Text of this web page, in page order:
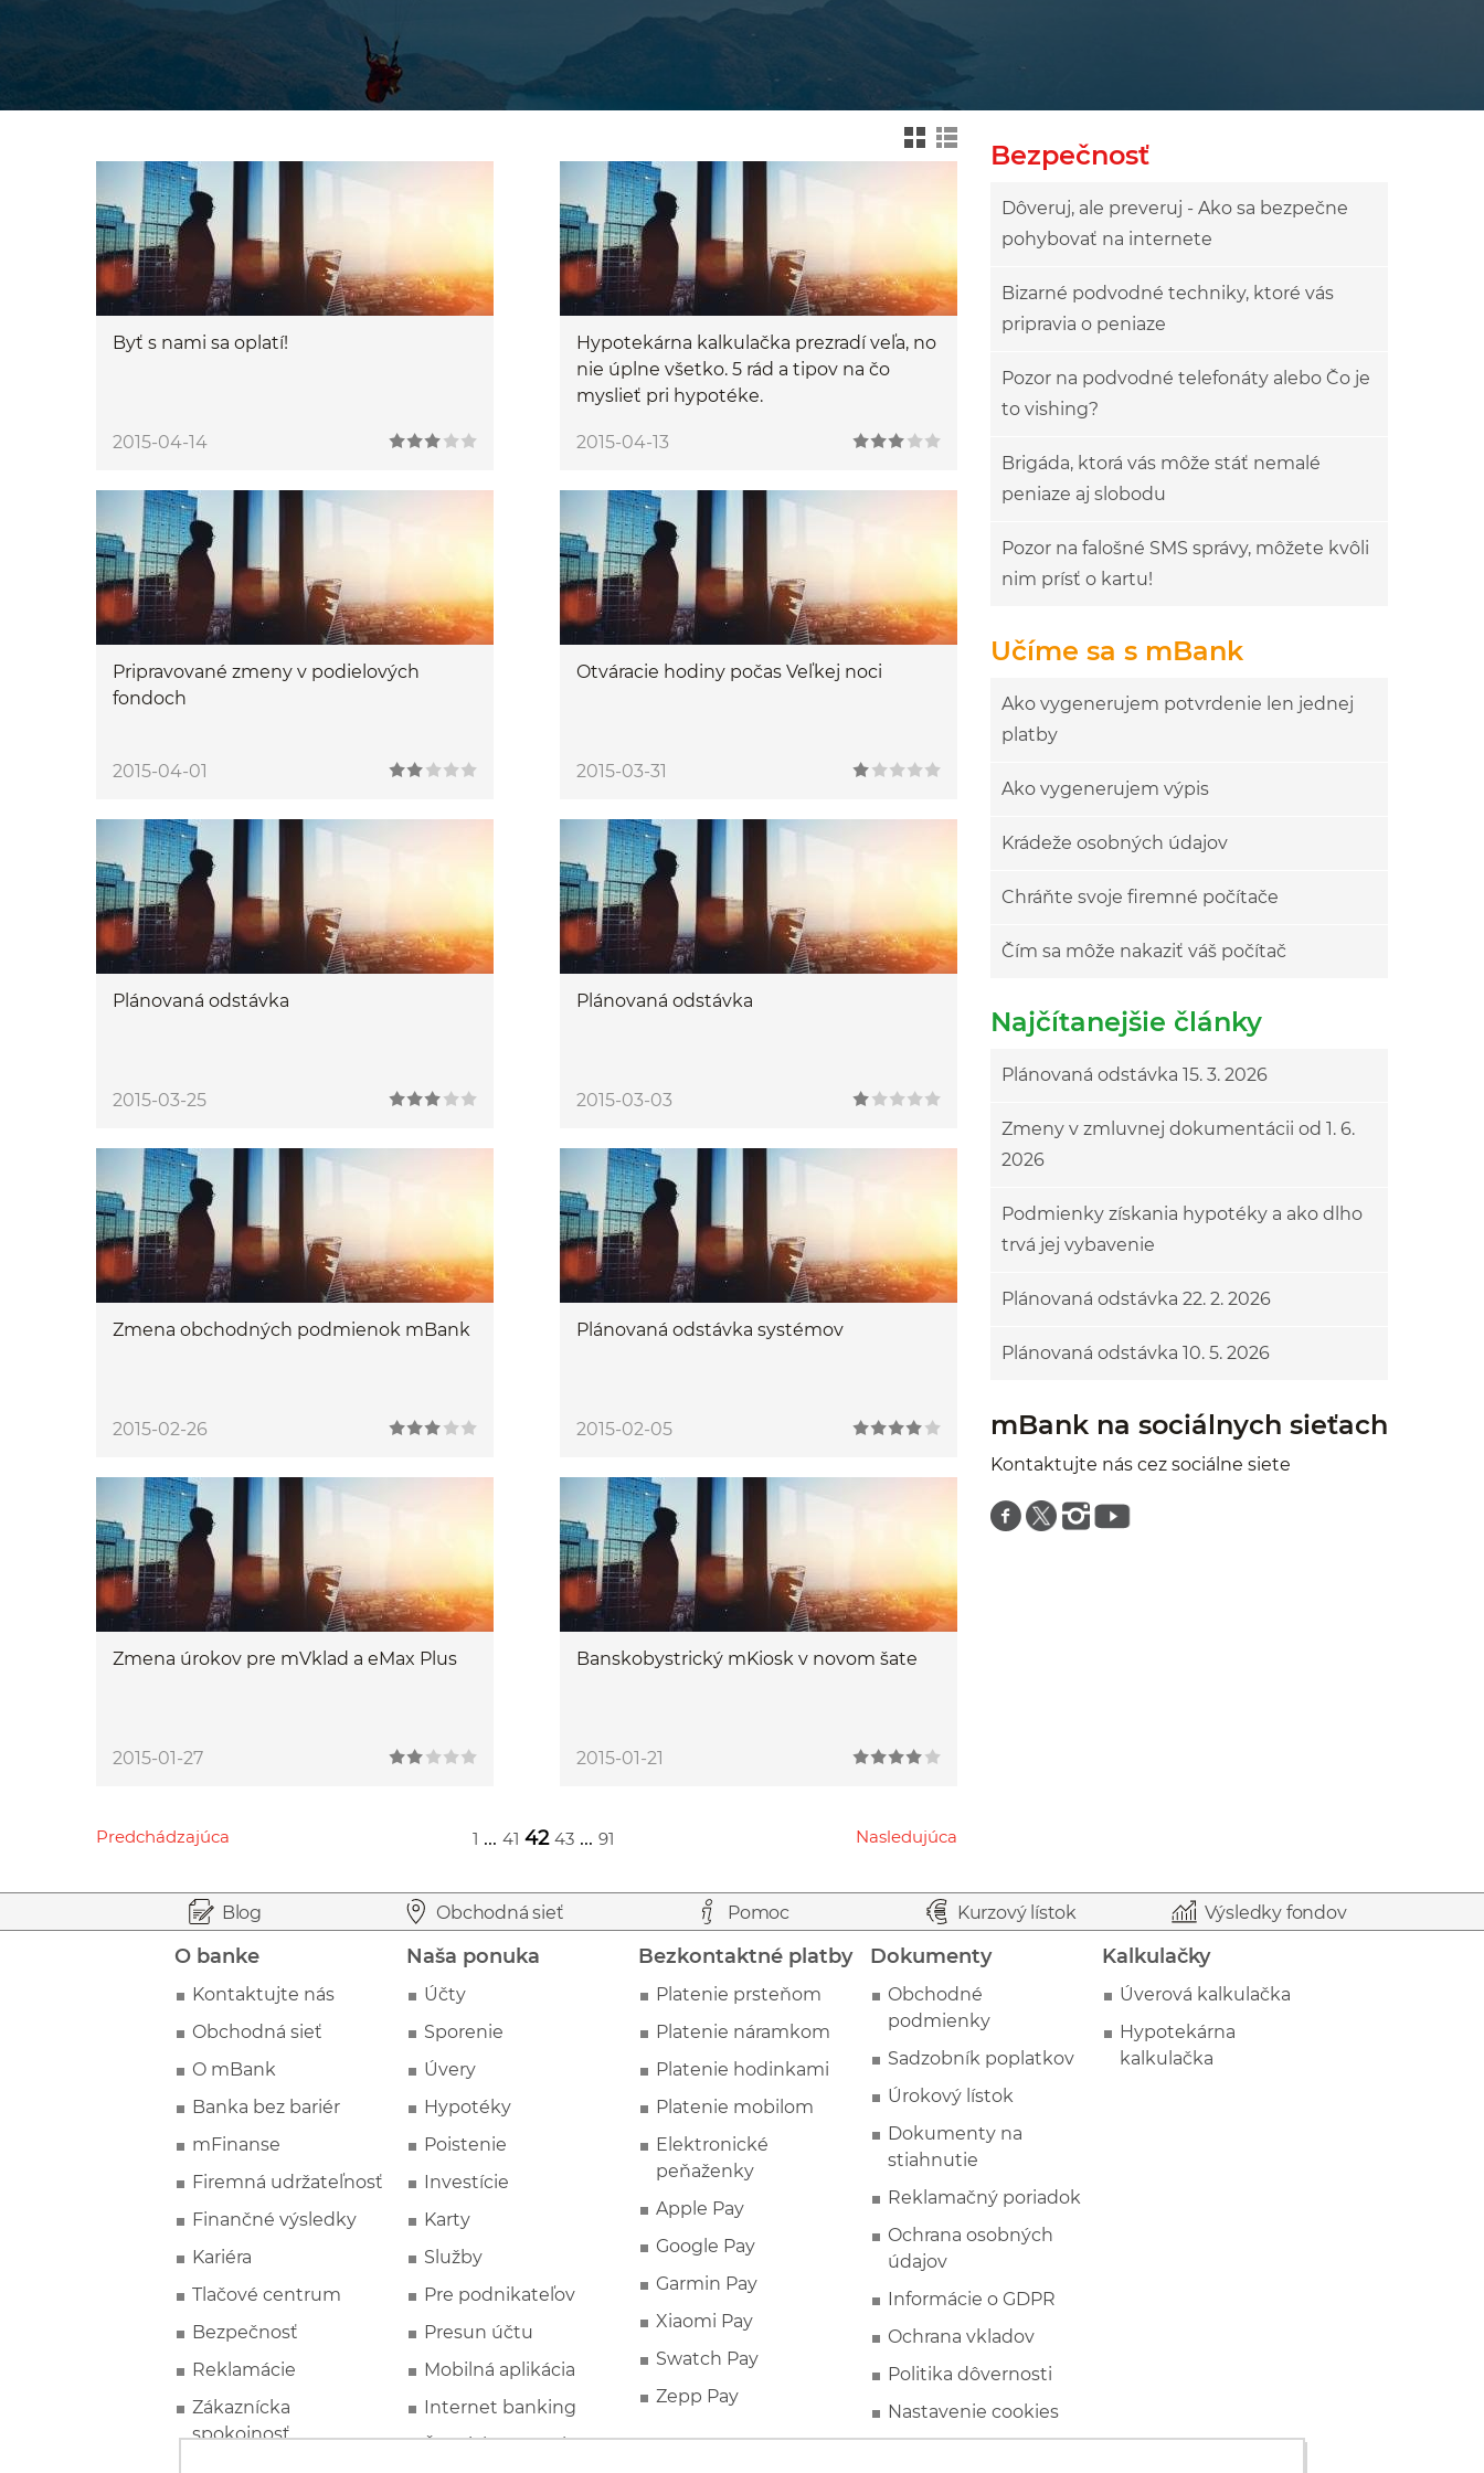
Byť s nami sa oplatí!
2015-04-14
Hypotekárna kalkulačka prezradí veľa, no
nie úplne všetko. 5 rád a tipov na čo
myslieť pri hypotéke.
2015-04-13
Pripravované zmeny v podielových
fondoch
2015-04-01
Otváracie hodiny počas Veľkej noci
2015-03-31
Plánovaná odstávka
2015-03-25
Plánovaná odstávka
2015-03-03
Zmena obchodných podmienok mBank
2015-02-26
Plánovaná odstávka systémov
2015-02-05
Zmena úrokov pre mVklad a eMax Plus
2015-01-27
Banskobystrický mKiosk v novom šate
2015-01-21
Predchádzajúca
Przejdź do poprzedniej strony 1 ... 41 42 43 ... 91 Nasledujúca
Przejdź do następnej strony
Bezpečnosť
Dôveruj, ale preveruj - Ako sa bezpečne
pohybovať na internete
Bizarné podvodné techniky, ktoré vás
pripravia o peniaze
Pozor na podvodné telefonáty alebo Čo je
to vishing?
Brigáda, ktorá vás môže stáť nemalé
peniaze aj slobodu
Pozor na falošné SMS správy, môžete kvôli
nim prísť o kartu!
Učíme sa s mBank
Ako vygenerujem potvrdenie len jednej
platby
Ako vygenerujem výpis
Krádeže osobných údajov
Chráňte svoje firemné počítače
Čím sa môže nakaziť váš počítač
Najčítanejšie články
Plánovaná odstávka 15. 3. 2026
Zmeny v zmluvnej dokumentácii od 1. 6.
2026
Podmienky získania hypotéky a ako dlho
trvá jej vybavenie
Plánovaná odstávka 22. 2. 2026
Plánovaná odstávka 10. 5. 2026
mBank na sociálnych sieťach
Kontaktujte nás cez sociálne siete
Znajdź nas na facebooku
Znajdź nas na twitterze
Znajdź nas na instagramie
Znajdź nas na youtube
Blog Obchodná sieť Pomoc Kurzový lístok Výsledky fondov
O banke
Kontaktujte nás
Obchodná sieť
O mBank
Banka bez bariér
mFinanse
Firemná udržateľnosť
Finančné výsledky
Kariéra
Tlačové centrum
Bezpečnosť
Reklamácie
Zákaznícka
spokojnosť
Naša ponuka
Účty
Sporenie
Úvery
Hypotéky
Poistenie
Investície
Karty
Služby
Pre podnikateľov
Presun účtu
Mobilná aplikácia
Internet banking
Špeciálne ponuky
Bezkontaktné platby
Platenie prsteňom
Platenie náramkom
Platenie hodinkami
Platenie mobilom
Elektronické
peňaženky
Apple Pay
Google Pay
Garmin Pay
Xiaomi Pay
Swatch Pay
Zepp Pay
Dokumenty
Obchodné
podmienky
Sadzobník poplatkov
Úrokový lístok
Dokumenty na
stiahnutie
Reklamačný poriadok
Ochrana osobných
údajov
Informácie o GDPR
Ochrana vkladov
Politika dôvernosti
Nastavenie cookies
Kalkulačky
Úverová kalkulačka
Hypotekárna
kalkulačka